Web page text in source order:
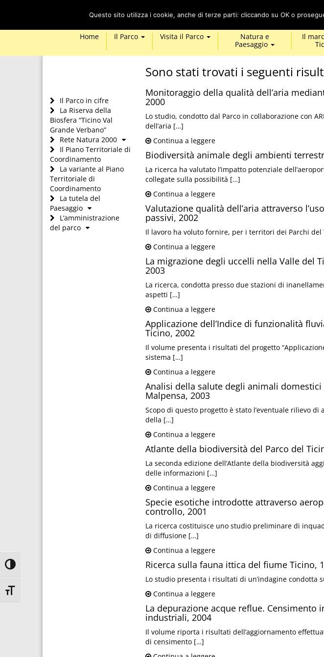
Attiva/disattiva alto contrasto
Attiva/disattiva dimensione testo
Home Il Parco Visita il Parco
Natura e
Paesaggio
Il
Il Parco in cifre
La Riserva della
Biosfera “Ticino Val
Grande Verbano”
Rete Natura 2000
Il Piano Territoriale di
Coordinamento
La variante al Piano
Territoriale di
Coordinamento
La tutela del
Paesaggio
L’amministrazione
del parco
Sono stati trovati i seguenti
Monitoraggio della qualità dell’aria
2000
Lo studio, condotto dal Parco in collaborazione con
dell’aria […]
Continua a leggere
Biodiversità animale degli ambienti
La ricerca ha valutato l’impatto potenziale
collegate sulla possibilità […]
Continua a leggere
Valutazione qualità dell’aria attraverso
passivi, 2002
Il lavoro ha voluto fornire, per i territori dei Parchi
Continua a leggere
La migrazione degli uccelli nella Valle del
2003
La ricerca, condotta presso due stazioni di
aspetti […]
Continua a leggere
Applicazione dell’Indice di funzionalità
Ticino, 2002
Il volume presenta i risultati del progetto
sistema […]
Continua a leggere
Analisi della salute degli animali
Malpensa, 2003
Scopo di questo progetto è stato l’eventuale rilievo
della […]
Continua a leggere
Atlante della biodiversità del Parco del
La seconda edizione dell’Atlante della biodiversità
delle informazioni […]
Continua a leggere
Specie esotiche introdotte attraverso
controllo, 2001
La ricerca costituisce uno studio preliminare di
di diffusione […]
Continua a leggere
Ricerca sulla fauna ittica del fiume Ticino,
Lo studio presenta i risultati di un’indagine condotta
Continua a leggere
La depurazione acque reflue.
industriali, 2004
Il volume riporta i risultati dell’aggiornamento
di censimento […]
Questo sito utilizza i cookie, anche di terze parti: cliccando su OK o